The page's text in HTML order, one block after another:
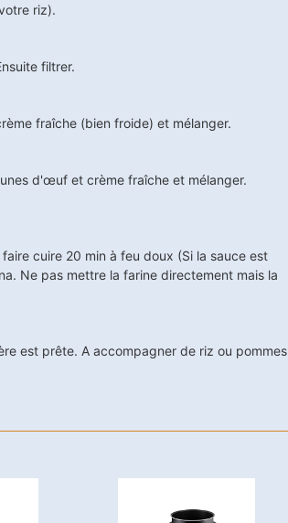
riz).
filtrer.
fraîche (bien froide) et mélanger.
d'œuf et crème fraîche et mélanger.
cuire 20 min à feu doux (Si la sauce est
Ne pas mettre la farine directement mais la
est prête. A accompagner de riz ou pommes